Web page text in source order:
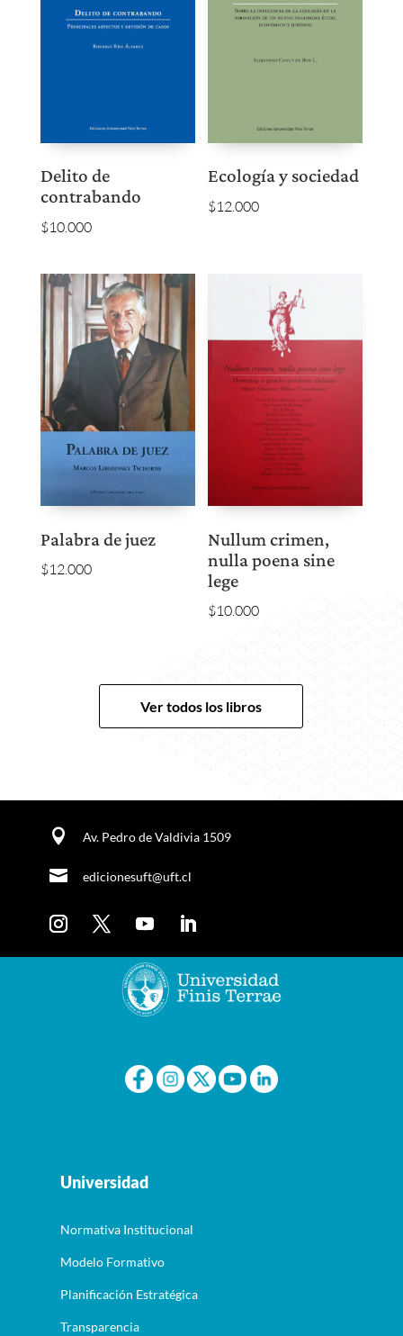
Delito de
contrabando
$10.000
Ecología y sociedad
$12.000
Palabra de juez
$12.000
Nullum crimen,
nulla poena sine
lege
$10.000
Ver todos los libros
 Av. Pedro de Valdivia 1509
 edicionesuft@uft.cl
Universidad
Normativa Institucional
Modelo Formativo
Planificación Estratégica
Transparencia